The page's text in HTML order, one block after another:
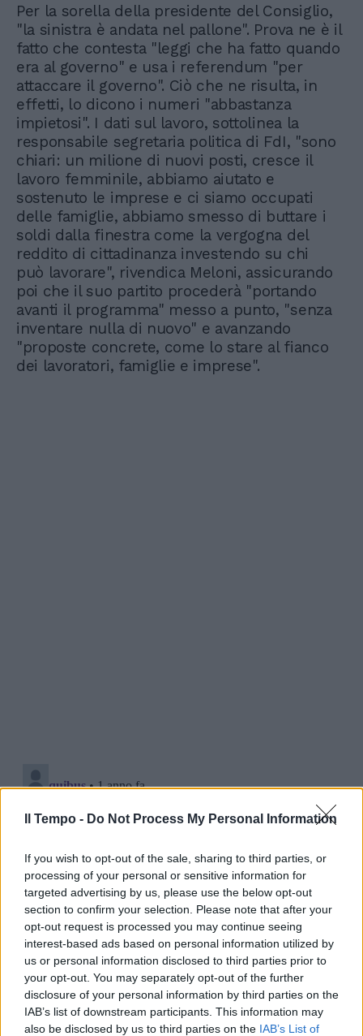
Il Tempo - Do Not Process My Personal Information
If you wish to opt-out of the sale, sharing to third parties, or
processing of your personal or sensitive information for
targeted advertising by us, please use the below opt-out
section to confirm your selection. Please note that after your
opt-out request is processed you may continue seeing
interest-based ads based on personal information utilized by
us or personal information disclosed to third parties prior to
your opt-out. You may separately opt-out of the further
disclosure of your personal information by third parties on the
IAB’s list of downstream participants. This information may
also be disclosed by us to third parties on the IAB’s List of
Per la sorella della presidente del Consiglio,
"la sinistra è andata nel pallone". Prova ne è il
fatto che contesta "leggi che ha fatto quando
era al governo" e usa i referendum "per
attaccare il governo". Ciò che ne risulta, in
effetti, lo dicono i numeri "abbastanza
impietosi". I dati sul lavoro, sottolinea la
responsabile segretaria politica di FdI, "sono
chiari: un milione di nuovi posti, cresce il
lavoro femminile, abbiamo aiutato e
sostenuto le imprese e ci siamo occupati
delle famiglie, abbiamo smesso di buttare i
soldi dalla finestra come la vergogna del
reddito di cittadinanza investendo su chi
può lavorare", rivendica Meloni, assicurando
poi che il suo partito procederà "portando
avanti il programma" messo a punto, "senza
inventare nulla di nuovo" e avanzando
"proposte concrete, come lo stare al fianco
dei lavoratori, famiglie e imprese".